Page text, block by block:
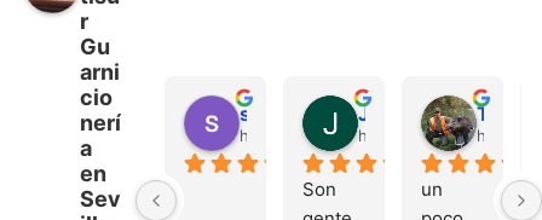
r
Gu
arni
cio
nerí
a
en
Sev
hace 4 meses hace 4 meses
Son
hace 4
un